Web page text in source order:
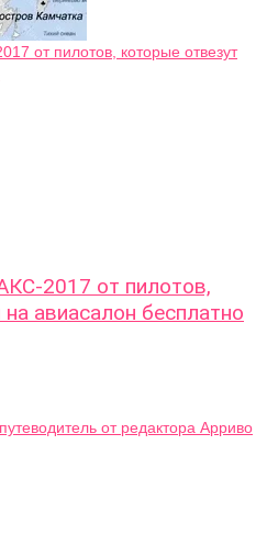
2017 от пилотов,
авиасалон бесплатно